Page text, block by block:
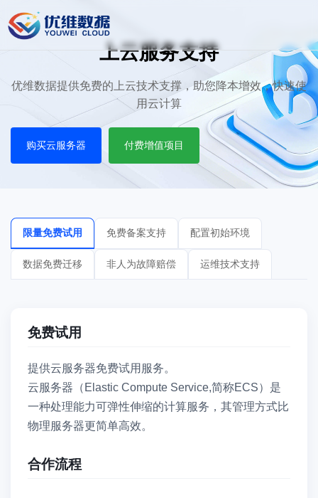
上云服务支持
优维数据提供免费的上云技术支撑，助您降本增效，快速使
用云计算
购买云服务器 付费增值项目
限量免费试用 免费备案支持 配置初始环境
数据免费迁移 非人为故障赔偿 运维技术支持
免费试用
提供云服务器免费试用服务。
云服务器（Elastic Compute Service,简称ECS）是
一种处理能力可弹性伸缩的计算服务，其管理方式比
物理服务器更简单高效。
合作流程